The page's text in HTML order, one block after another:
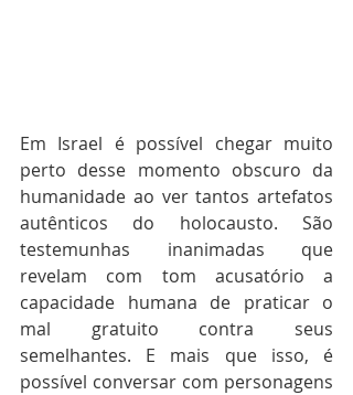
Em Israel é possível chegar muito
perto desse momento obscuro da
humanidade ao ver tantos artefatos
autênticos do holocausto. São
testemunhas inanimadas que
revelam com tom acusatório a
capacidade humana de praticar o
mal gratuito contra seus
semelhantes. E mais que isso, é
possível conversar com personagens